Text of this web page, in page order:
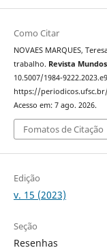
Como Citar
NOVAES MARQUES,
trabalho. Revista
10.5007/1984-
https://
Acesso em: 7 ago. 2026.
Fomatos de Citação
Edição
v. 15 (2023)
Seção
Resenhas